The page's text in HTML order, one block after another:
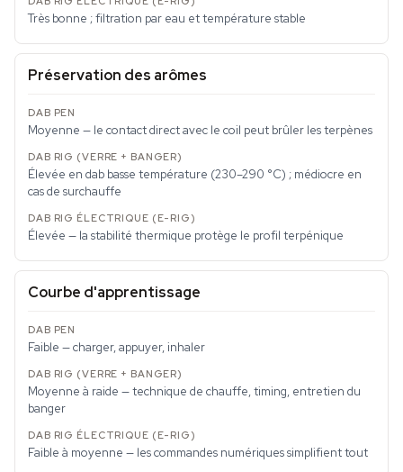
Très bonne ; filtration par eau et température stable
Préservation des arômes
Moyenne — le contact direct avec le coil peut brûler les terpènes
Élevée en dab basse température (230–290 °C) ; médiocre en
cas de surchauffe
Élevée — la stabilité thermique protège le profil terpénique
Courbe d'apprentissage
Faible — charger, appuyer, inhaler
Moyenne à raide — technique de chauffe, timing, entretien du
banger
Faible à moyenne — les commandes numériques simplifient tout